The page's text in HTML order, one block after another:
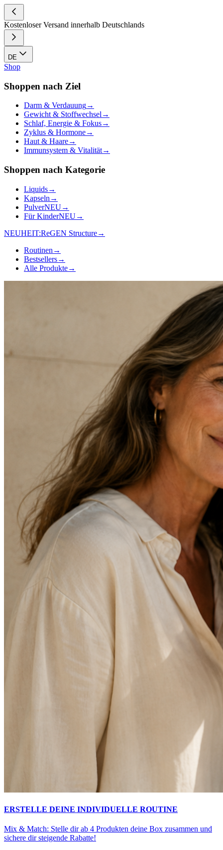
Kostenloser Versand innerhalb Deutschlands
DE
Shop
Shoppen nach Ziel
Darm & Verdauung→
Gewicht & Stoffwechsel→
Schlaf, Energie & Fokus→
Zyklus & Hormone→
Haut & Haare→
Immunsystem & Vitalität→
Shoppen nach Kategorie
Liquids→
Kapseln →
PulverNEU→
Für KinderNEU→
NEUHEIT:ReGEN Structure→
Routinen →
Bestsellers→
Alle Produkte→
ERSTELLE DEINE INDIVIDUELLE ROUTINE
Mix & Match: Stelle dir ab 4 Produkten deine Box zusammen und
sichere dir steigende Rabatte!